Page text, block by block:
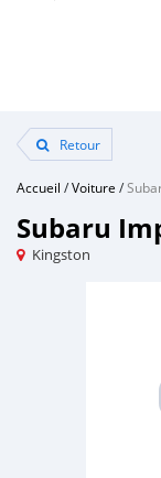
Retour
Accueil /Voiture /
Subaru
Kingston